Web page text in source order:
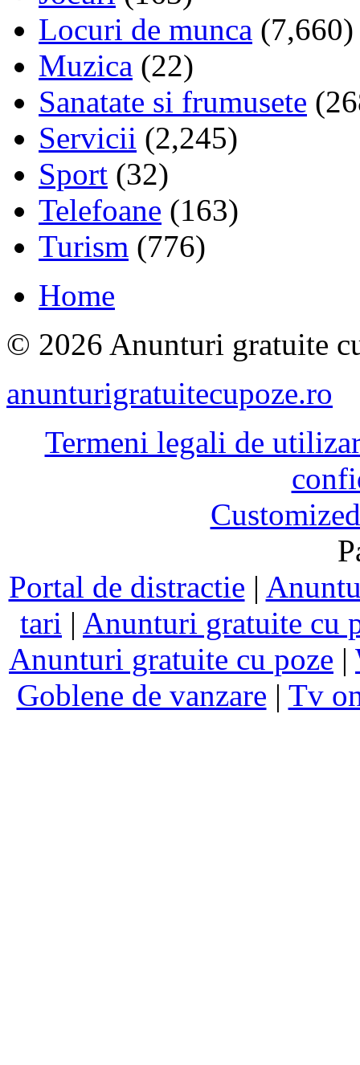
Locuri de munca (7,660)
Muzica (22)
Sanatate si frumusete
Servicii (2,245)
Sport (32)
Telefoane (163)
Turism (776)
Home
© 2026 Anunturi gratuite
anunturigratuitecupoze.ro
Termeni legali de
Portal de distractie |
tari | Anunturi gratuite cu
Anunturi gratuite cu poze |
Goblene de vanzare | Tv